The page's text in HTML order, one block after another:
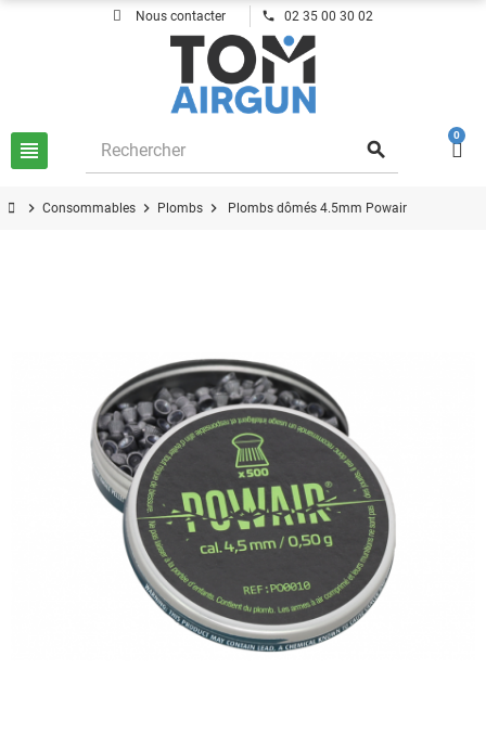
Nous contacter phone 02 35 00 30 02
view_headline search
0
chevron_right Consommables chevron_right Plombs chevron_right Plombs dômés 4.5mm Powair